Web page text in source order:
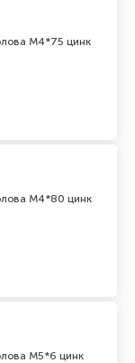
М4*75 цинк
М4*80 цинк
М5*6 цинк